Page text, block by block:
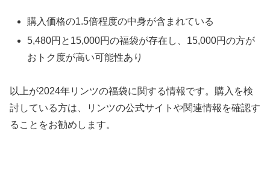
購入価格の1.5倍程度の中身が含まれている
5,480円と15,000円の福袋が存在し、15,000円の方が
おトク度が高い可能性あり
以上が2024年リンツの福袋に関する情報です。購入を検
討している方は、リンツの公式サイトや関連情報を確認す
ることをお勧めします。